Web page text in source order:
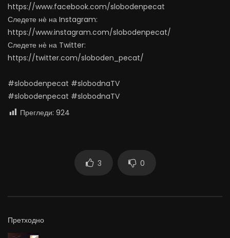
https://www.facebook.com/slobodenpecat
Следете нѐ на Instagram:
https://www.instagram.com/slobodenpecat/
Следете нѐ на Twitter:
https://twitter.com/sloboden_pecat/
#slobodenpecat #slobodnaTV
#slobodenpecat #slobodnaTV
Прегледи: 924
3 0
Претходно